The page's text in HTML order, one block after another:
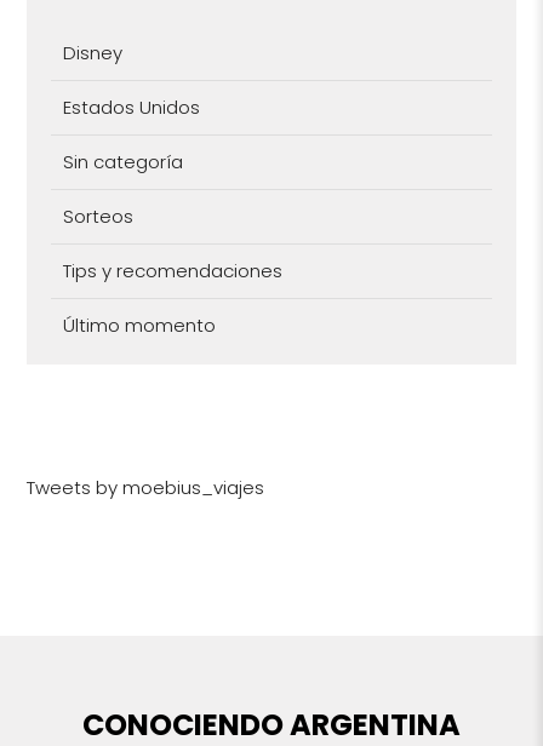
Disney
Estados Unidos
Sin categoría
Sorteos
Tips y recomendaciones
Último momento
Tweets by moebius_viajes
CONOCIENDO ARGENTINA